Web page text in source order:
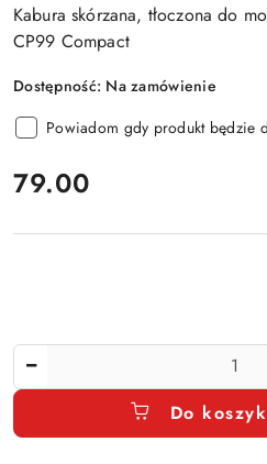
Kabura skórzana, tłoczona do
CP99 Compact
Dostępność: Na zamówienie
Powiadom gdy produkt będzie
cena:
79.00
Do